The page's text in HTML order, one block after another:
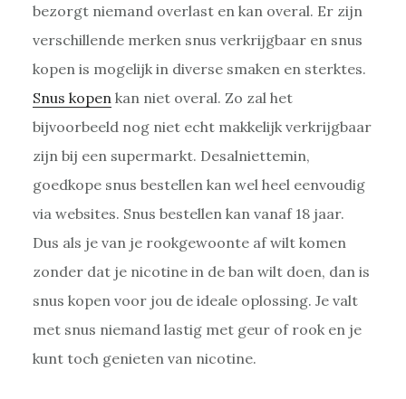
bezorgt niemand overlast en kan overal. Er zijn
verschillende merken snus verkrijgbaar en snus
kopen is mogelijk in diverse smaken en sterktes.
Snus kopenkan niet overal. Zo zal het
bijvoorbeeld nog niet echt makkelijk verkrijgbaar
zijn bij een supermarkt. Desalniettemin,
goedkope snus bestellen kan wel heel eenvoudig
via websites. Snus bestellen kan vanaf 18 jaar.
Dus als je van je rookgewoonte af wilt komen
zonder dat je nicotine in de ban wilt doen, dan is
snus kopen voor jou de ideale oplossing. Je valt
met snus niemand lastig met geur of rook en je
kunt toch genieten van nicotine.